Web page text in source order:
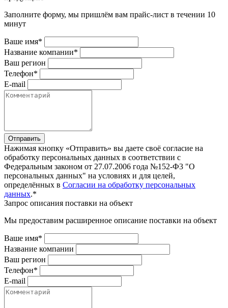
Заполните форму, мы пришлём вам прайс-лист в течении 10
минут
Ваше имя*
Название компании*
Ваш регион
Телефон*
E-mail
Отправить
Нажимая кнопку «Отправить» вы даете своё согласие на
обработку персональных данных в соответствии с
Федеральным законом от 27.07.2006 года №152-Ф3 "О
персональных данных" на условиях и для целей,
определённых в Согласии на обработку персональных
данных.*
Запрос описания поставки на объект
Мы предоставим расширенное описание поставки на объект
Ваше имя*
Название компании
Ваш регион
Телефон*
E-mail